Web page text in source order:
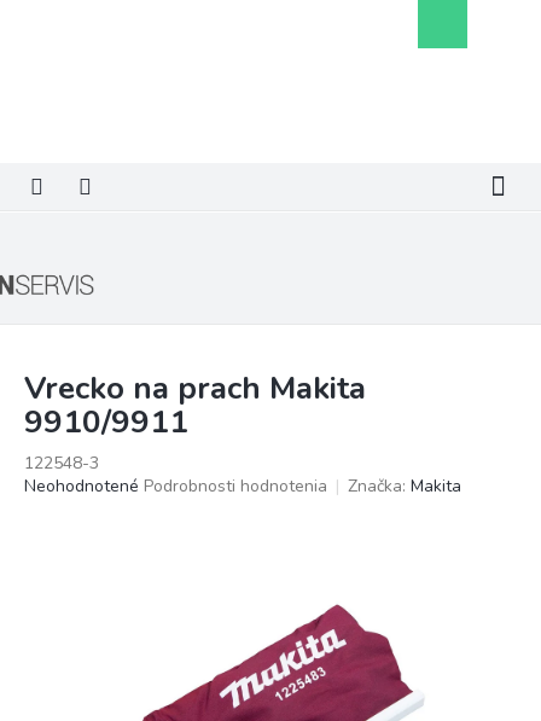
košík
Vrecko na prach Makita
9910/9911
122548-3
Priemerné
Neohodnotené Podrobnosti hodnotenia Značka: Makita